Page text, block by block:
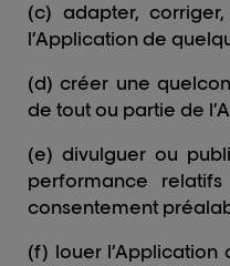
(c) adapter,
l’Application de
(d) créer une
de tout ou partie de
(e) divulguer ou
performance
consentement
(f) louer